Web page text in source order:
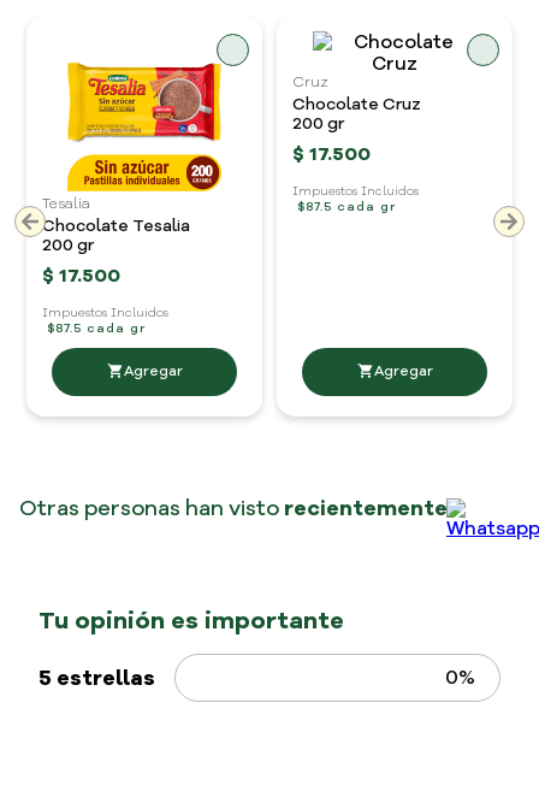
Tesalia
Chocolate Tesalia
200 gr
$ 17.500
Impuestos Incluidos
$87.5 cada gr
Impuestos Incluidos
$87.5 cada gr
Capsulas Chocolate
Chocolate La especial